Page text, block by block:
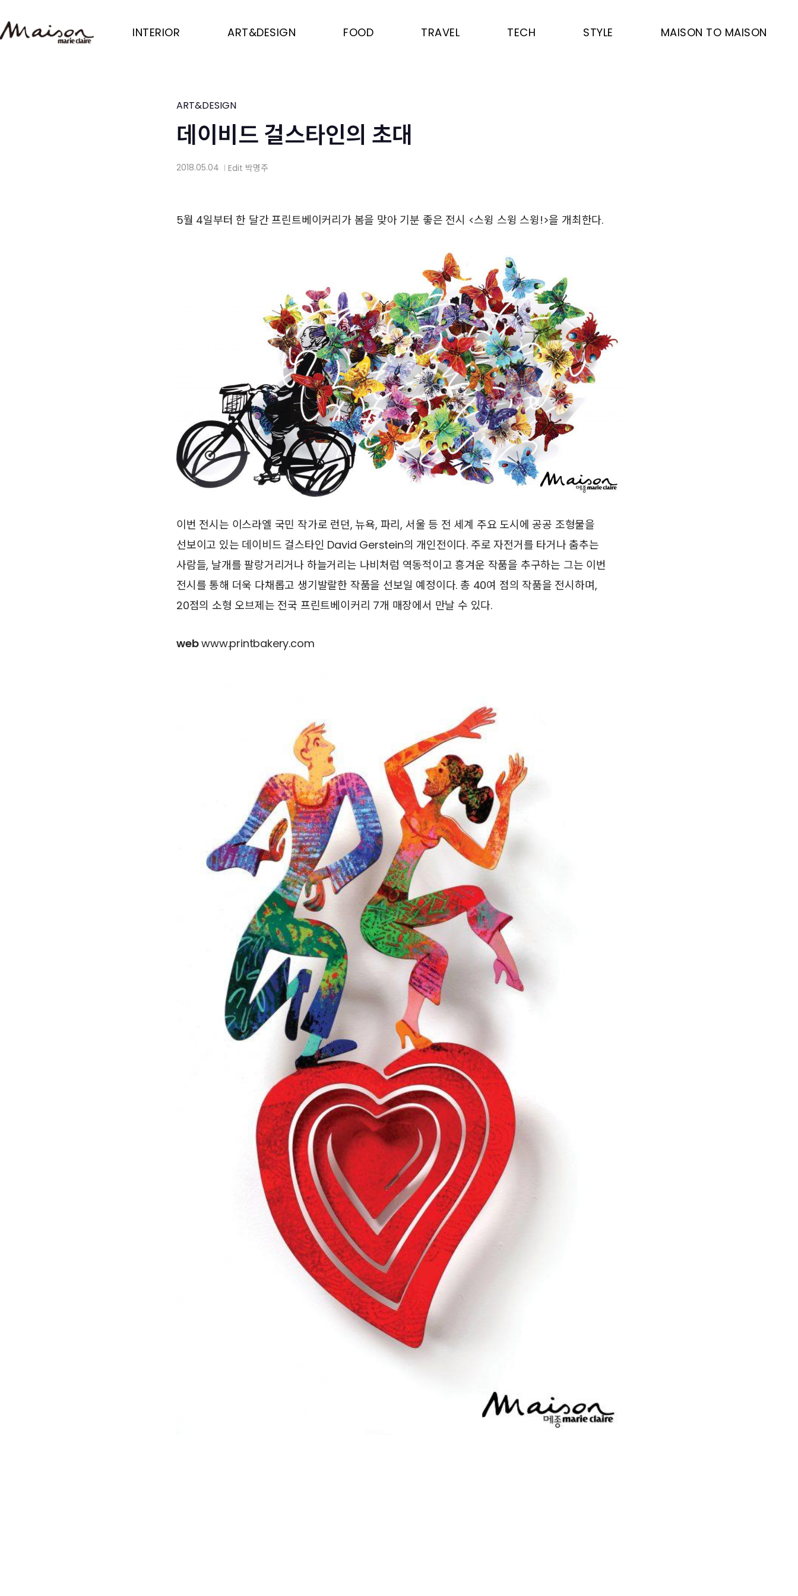
to
main
INTERIOR ART&DESIGN FOOD TRAVEL TECH STYLE MAISON TO MAISON
ART&DESIGN
데이비드 걸스타인의 초대
2018.05.04 Edit 박명주
5월 4일부터 한 달간 프린트베이커리가 봄을 맞아 기분 좋은 전시 <스윙 스윙 스윙!>을 개최한다.
이번 전시는 이스라엘 국민 작가로 런던, 뉴욕, 파리, 서울 등 전 세계 주요 도시에 공공 조형물을
선보이고 있는 데이비드 걸스타인 David Gerstein의 개인전이다. 주로 자전거를 타거나 춤추는
사람들, 날개를 팔랑거리거나 하늘거리는 나비처럼 역동적이고 흥겨운 작품을 추구하는 그는 이번
전시를 통해 더욱 다채롭고 생기발랄한 작품을 선보일 예정이다. 총 40여 점의 작품을 전시하며,
20점의 소형 오브제는 전국 프린트베이커리 7개 매장에서 만날 수 있다.
webwww.printbakery.com